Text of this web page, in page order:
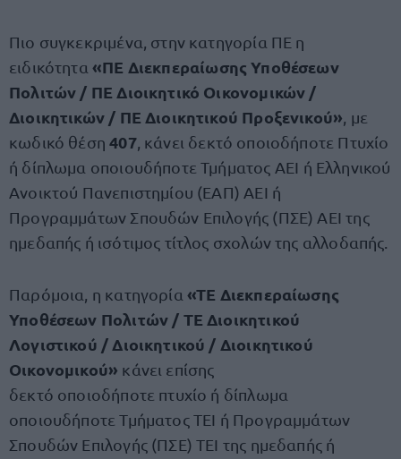
Πιο συγκεκριμένα, στην κατηγορία ΠΕ η
ειδικότητα «ΠΕ Διεκπεραίωσης Υποθέσεων
Πολιτών / ΠΕ Διοικητικό Οικονομικών /
Διοικητικών / ΠΕ Διοικητικού Προξενικού» , με
κωδικό θέση407, κάνει δεκτό οποιοδήποτε Πτυχίο
ή δίπλωμα οποιουδήποτε Τμήματος ΑΕΙ ή Ελληνικού
Ανοικτού Πανεπιστημίου (ΕΑΠ) ΑΕΙ ή
Προγραμμάτων Σπουδών Επιλογής (ΠΣΕ) ΑΕΙ της
ημεδαπής ή ισότιμος τίτλος σχολών της αλλοδαπής.
Παρόμοια, η κατηγορία «ΤΕ Διεκπεραίωσης
Υποθέσεων Πολιτών / ΤΕ Διοικητικού
Λογιστικού / Διοικητικού / Διοικητικού
Οικονομικού» κάνει επίσης
δεκτό οποιοδήποτε πτυχίο ή δίπλωμα
οποιουδήποτε Τμήματος ΤΕΙ ή Προγραμμάτων
Σπουδών Επιλογής (ΠΣΕ) ΤΕΙ της ημεδαπής ή